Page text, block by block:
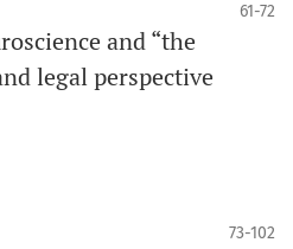
61-72
and “the
legal perspective
73-102